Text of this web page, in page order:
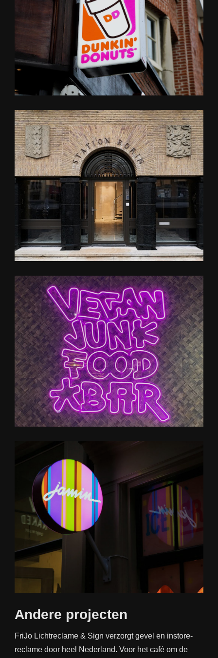
Andere projecten
FriJo Lichtreclame & Sign verzorgt gevel en instore-
reclame door heel Nederland. Voor het café om de